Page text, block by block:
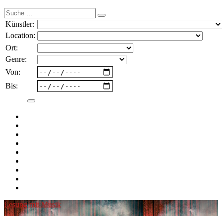
Suche
nach:
Künstler:
Location:
Ort:
Genre:
Von:
Bis:
Lesung mit Musik